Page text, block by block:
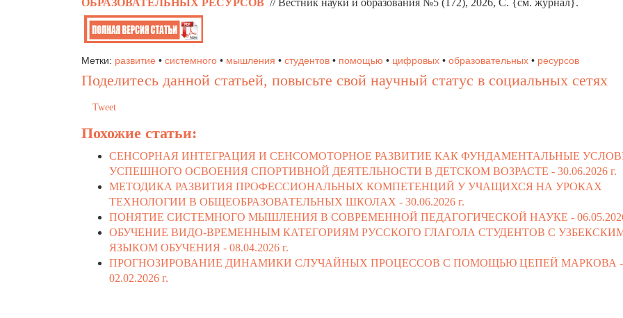
ОБРАЗОВАТЕЛЬНЫХ РЕСУРСОВ // Вестник науки и образования №5 (172), 2026, C. {см. журнал}.
Метки: развитие • системного • мышления • студентов • помощью • цифровых • образовательных • ресурсов
Поделитесь данной статьей, повысьте свой научный статус в социальных сетях
Tweet
Похожие статьи:
СЕНСОРНАЯ ИНТЕГРАЦИЯ И СЕНСОМОТОРНОЕ РАЗВИТИЕ КАК ФУНДАМЕНТАЛЬНЫЕ
УСПЕШНОГО ОСВОЕНИЯ СПОРТИВНОЙ ДЕЯТЕЛЬНОСТИ В ДЕТСКОМ ВОЗРАСТЕ - 30.06.2026 г.
МЕТОДИКА РАЗВИТИЯ ПРОФЕССИОНАЛЬНЫХ КОМПЕТЕНЦИЙ У УЧАЩИХСЯ НА УРОКАХ
ТЕХНОЛОГИИ В ОБЩЕОБРАЗОВАТЕЛЬНЫХ ШКОЛАХ - 30.06.2026 г.
ПОНЯТИЕ СИСТЕМНОГО МЫШЛЕНИЯ В СОВРЕМЕННОЙ ПЕДАГОГИЧЕСКОЙ НАУКЕ -
ОБУЧЕНИЕ ВИДО-ВРЕМЕННЫМ КАТЕГОРИЯМ РУССКОГО ГЛАГОЛА СТУДЕНТОВ С
ЯЗЫКОМ ОБУЧЕНИЯ - 08.04.2026 г.
ПРОГНОЗИРОВАНИЕ ДИНАМИКИ СЛУЧАЙНЫХ ПРОЦЕССОВ С ПОМОЩЬЮ ЦЕПЕЙ МАРКОВА -
02.02.2026 г.